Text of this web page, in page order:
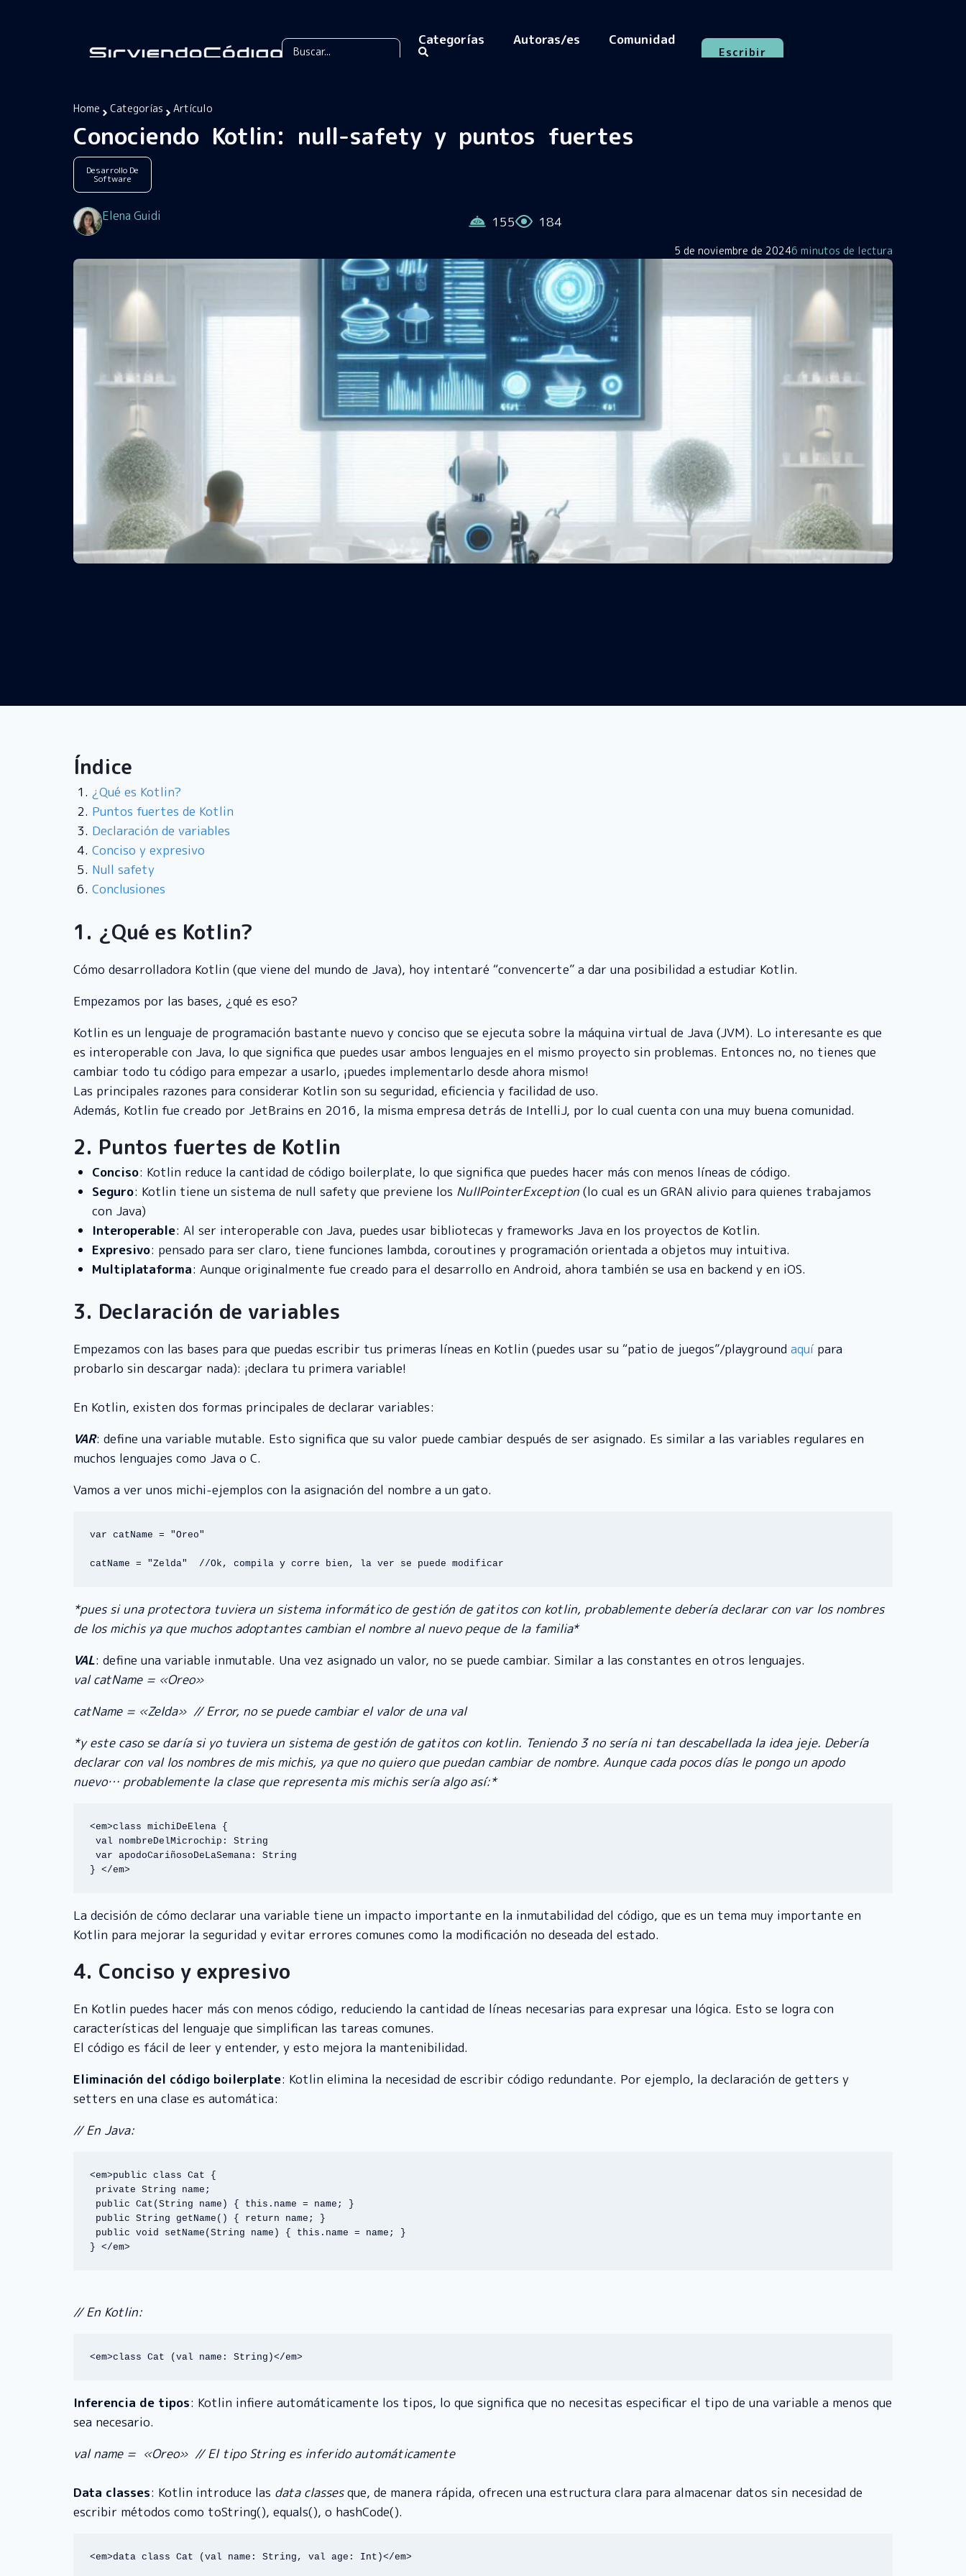
Categorías Autoras/es Comunidad
Escribir
Home Categorías Artículo
Conociendo Kotlin: null-safety y puntos fuertes
Desarrollo De
Software
Elena Guidi 155 184
6 minutos de lectura
5 de noviembre de 2024
Índice
¿Qué es Kotlin?
Puntos fuertes de Kotlin
Declaración de variables
Conciso y expresivo
Null safety
Conclusiones
1. ¿Qué es Kotlin?
Cómo desarrolladora Kotlin (que viene del mundo de Java), hoy intentaré “convencerte” a dar una posibilidad a estudiar Kotlin.
Empezamos por las bases, ¿qué es eso?
Kotlin es un lenguaje de programación bastante nuevo y conciso que se ejecuta sobre la máquina virtual de Java (JVM). Lo interesante es que
es interoperable con Java, lo que significa que puedes usar ambos lenguajes en el mismo proyecto sin problemas. Entonces no, no tienes que
cambiar todo tu código para empezar a usarlo, ¡puedes implementarlo desde ahora mismo!
Las principales razones para considerar Kotlin son su seguridad, eficiencia y facilidad de uso.
Además, Kotlin fue creado por JetBrains en 2016, la misma empresa detrás de IntelliJ, por lo cual cuenta con una muy buena comunidad.
2. Puntos fuertes de Kotlin
Conciso: Kotlin reduce la cantidad de código boilerplate, lo que significa que puedes hacer más con menos líneas de código.
Seguro: Kotlin tiene un sistema de null safety que previene los NullPointerException(lo cual es un GRAN alivio para quienes trabajamos
con Java)
Interoperable: Al ser interoperable con Java, puedes usar bibliotecas y frameworks Java en los proyectos de Kotlin.
Expresivo: pensado para ser claro, tiene funciones lambda, coroutines y programación orientada a objetos muy intuitiva.
Multiplataforma: Aunque originalmente fue creado para el desarrollo en Android, ahora también se usa en backend y en iOS.
3. Declaración de variables
Empezamos con las bases para que puedas escribir tus primeras líneas en Kotlin (puedes usar su “patio de juegos”/playground aquí para
probarlo sin descargar nada): ¡declara tu primera variable!
En Kotlin, existen dos formas principales de declarar variables:
VAR: define una variable mutable. Esto significa que su valor puede cambiar después de ser asignado. Es similar a las variables regulares en
muchos lenguajes como Java o C.
Vamos a ver unos michi-ejemplos con la asignación del nombre a un gato.
var catName = "Oreo"
catName = "Zelda"  //Ok, compila y corre bien, la ver se puede modificar
*pues si una protectora tuviera un sistema informático de gestión de gatitos con kotlin, probablemente debería declarar con var los nombres
de los michis ya que muchos adoptantes cambian el nombre al nuevo peque de la familia*
VAL: define una variable inmutable. Una vez asignado un valor, no se puede cambiar. Similar a las constantes en otros lenguajes.
val catName = «Oreo»
catName = «Zelda» // Error, no se puede cambiar el valor de una val
*y este caso se daría si yo tuviera un sistema de gestión de gatitos con kotlin. Teniendo 3 no sería ni tan descabellada la idea jeje. Debería
declarar con val los nombres de mis michis, ya que no quiero que puedan cambiar de nombre. Aunque cada pocos días le pongo un apodo
nuevo… probablemente la clase que representa mis michis sería algo así:*
<em>class michiDeElena {
} </em>
La decisión de cómo declarar una variable tiene un impacto importante en la inmutabilidad del código, que es un tema muy importante en
Kotlin para mejorar la seguridad y evitar errores comunes como la modificación no deseada del estado.
4. Conciso y expresivo
En Kotlin puedes hacer más con menos código, reduciendo la cantidad de líneas necesarias para expresar una lógica. Esto se logra con
características del lenguaje que simplifican las tareas comunes.
El código es fácil de leer y entender, y esto mejora la mantenibilidad.
Eliminación del código boilerplate: Kotlin elimina la necesidad de escribir código redundante. Por ejemplo, la declaración de getters y
setters en una clase es automática:
// En Java:
<em>public class Cat {
} </em>
// En Kotlin:
<em>class Cat (val name: String)</em>
Inferencia de tipos: Kotlin infiere automáticamente los tipos, lo que significa que no necesitas especificar el tipo de una variable a menos que
sea necesario.
val name = «Oreo» // El tipo String es inferido automáticamente
Data classes: Kotlin introduce las data classesque, de manera rápida, ofrecen una estructura clara para almacenar datos sin necesidad de
escribir métodos como toString(), equals(), o hashCode().
<em>data class Cat (val name: String, val age: Int)</em>